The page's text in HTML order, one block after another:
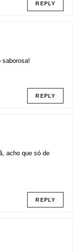
REPLY
saborosa!
REPLY
acho que só de
REPLY